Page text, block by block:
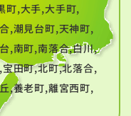
町,大手,大手町,
,潮見台町,天神町,
,南町,南落合,白川,
田町,北町,北落合,
,養老町,離宮西町,